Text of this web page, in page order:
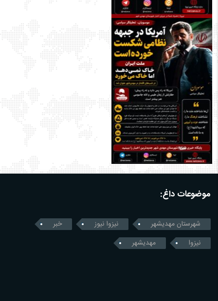
موضوعات داغ:
شهرستان مهدیشهر نیزوا نیوز
خبر
نیزوا
مهدیشهر